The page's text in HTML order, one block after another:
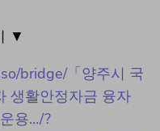
▼
bridge/「양주시 국
생활안정자금 융자
용…/?